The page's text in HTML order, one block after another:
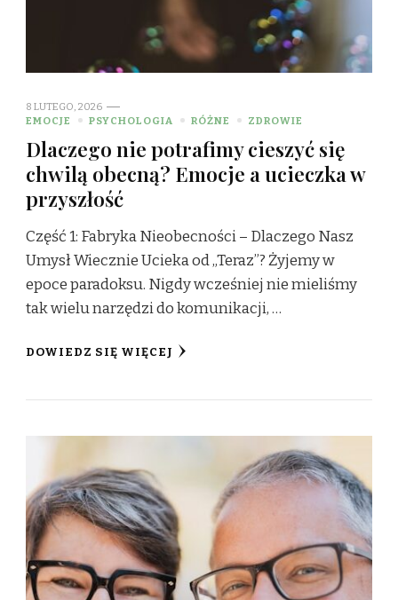
8 LUTEGO, 2026
EMOCJE
PSYCHOLOGIA RÓŻNE ZDROWIE
Dlaczego nie potrafimy cieszyć się
chwilą obecną? Emocje a ucieczka w
przyszłość
Część 1: Fabryka Nieobecności – Dlaczego Nasz
Umysł Wiecznie Ucieka od „Teraz”? Żyjemy w
epoce paradoksu. Nigdy wcześniej nie mieliśmy
tak wielu narzędzi do komunikacji, …
DOWIEDZ SIĘ WIĘCEJ